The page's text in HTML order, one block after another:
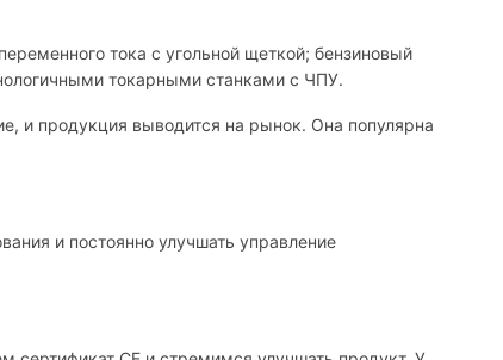
тока с угольной щеткой; бензиновый
токарными станками с ЧПУ.
и продукция выводится на рынок. Она популярна
и постоянно улучшать управление